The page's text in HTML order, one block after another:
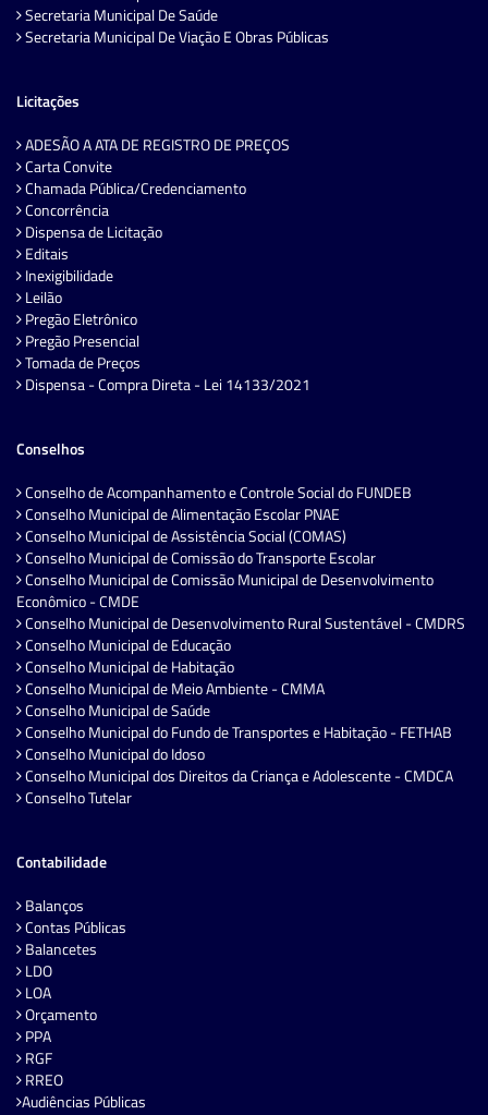
Secretaria Municipal De Saúde
Secretaria Municipal De Viação E Obras Públicas
Licitações
ADESÃO A ATA DE REGISTRO DE PREÇOS
Carta Convite
Chamada Pública/Credenciamento
Concorrência
Dispensa de Licitação
Editais
Inexigibilidade
Leilão
Pregão Eletrônico
Pregão Presencial
Tomada de Preços
Dispensa - Compra Direta - Lei 14133/2021
Conselhos
Conselho de Acompanhamento e Controle Social do FUNDEB
Conselho Municipal de Alimentação Escolar PNAE
Conselho Municipal de Assistência Social (COMAS)
Conselho Municipal de Comissão do Transporte Escolar
Conselho Municipal de Comissão Municipal de Desenvolvimento
Econômico - CMDE
Conselho Municipal de Desenvolvimento Rural Sustentável - CMDRS
Conselho Municipal de Educação
Conselho Municipal de Habitação
Conselho Municipal de Meio Ambiente - CMMA
Conselho Municipal de Saúde
Conselho Municipal do Fundo de Transportes e Habitação - FETHAB
Conselho Municipal do Idoso
Conselho Municipal dos Direitos da Criança e Adolescente - CMDCA
Conselho Tutelar
Contabilidade
Balanços
Contas Públicas
Balancetes
LDO
LOA
Orçamento
PPA
RGF
RREO
Audiências Públicas